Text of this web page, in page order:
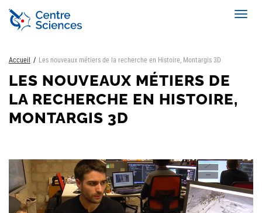
Aller
contenu
Accueil Les nouveaux métiers de la recherche en Histoire, Montargis 3D
LES NOUVEAUX MÉTIERS DE
LA RECHERCHE EN HISTOIRE,
MONTARGIS 3D